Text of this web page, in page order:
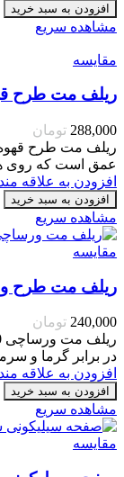
افزودن به سبد خرید
مشاهده سریع
مقایسه
ریلف مت طرح قهوه
288,000 تومان
عمق است که روی
افزودن به علاقه
افزودن به سبد خرید
مشاهده سریع
مقایسه
ریلف مت طرح
240,000 تومان
در برابر گرما و
افزودن به علاقه
افزودن به سبد خرید
مشاهده سریع
مقایسه